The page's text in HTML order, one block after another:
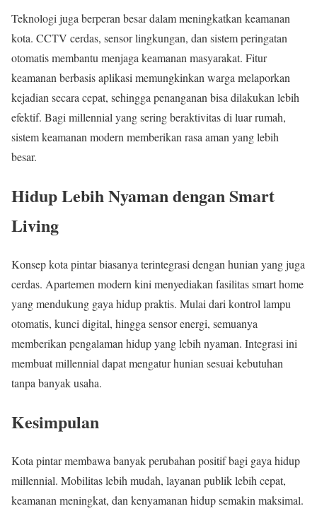
Teknologi juga berperan besar dalam meningkatkan keamanan
kota. CCTV cerdas, sensor lingkungan, dan sistem peringatan
otomatis membantu menjaga keamanan masyarakat. Fitur
keamanan berbasis aplikasi memungkinkan warga melaporkan
kejadian secara cepat, sehingga penanganan bisa dilakukan lebih
efektif. Bagi millennial yang sering beraktivitas di luar rumah,
sistem keamanan modern memberikan rasa aman yang lebih
besar.
Hidup Lebih Nyaman dengan Smart
Living
Konsep kota pintar biasanya terintegrasi dengan hunian yang juga
cerdas. Apartemen modern kini menyediakan fasilitas smart home
yang mendukung gaya hidup praktis. Mulai dari kontrol lampu
otomatis, kunci digital, hingga sensor energi, semuanya
memberikan pengalaman hidup yang lebih nyaman. Integrasi ini
membuat millennial dapat mengatur hunian sesuai kebutuhan
tanpa banyak usaha.
Kesimpulan
Kota pintar membawa banyak perubahan positif bagi gaya hidup
millennial. Mobilitas lebih mudah, layanan publik lebih cepat,
keamanan meningkat, dan kenyamanan hidup semakin maksimal.